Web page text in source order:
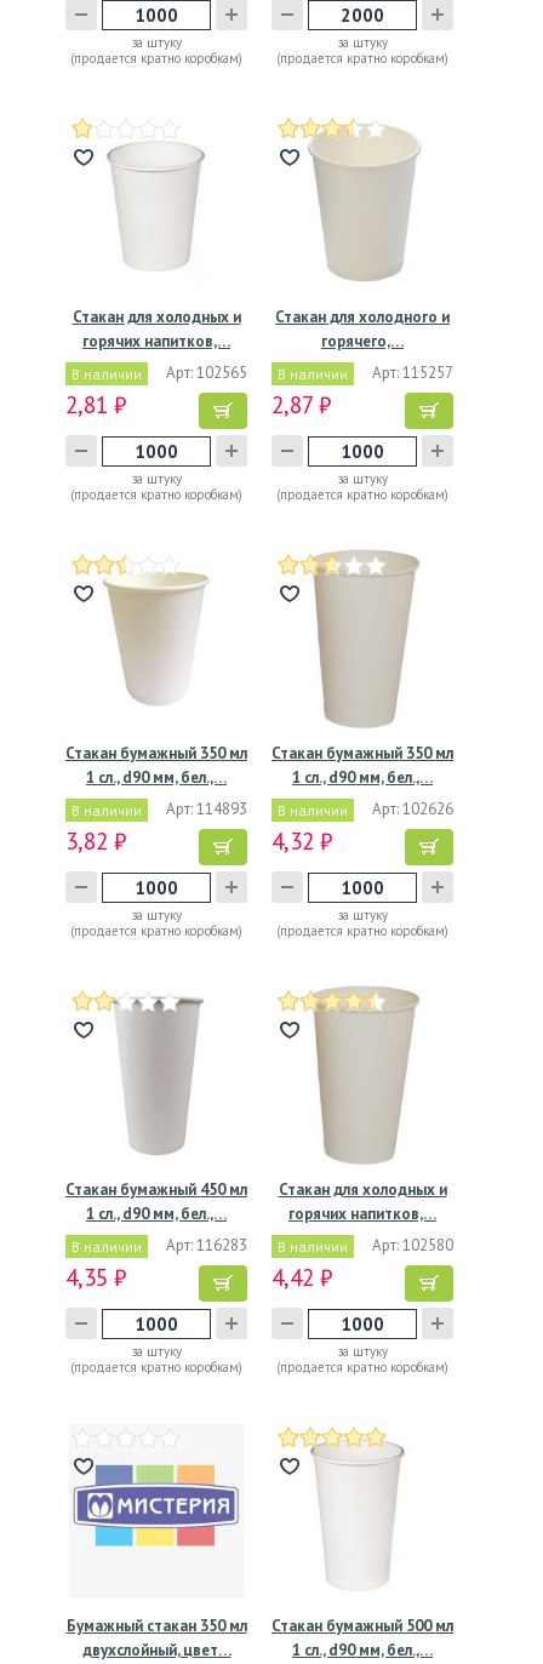
за штуку
(продается кратно коробкам)
за штуку
(продается кратно коробкам)
Стакан для холодных и
горячих напитков,…
В наличии Арт: 102565
2,81 ₽
за штуку
(продается кратно коробкам)
Стакан для холодного и
горячего,…
В наличии Арт: 115257
2,87 ₽
за штуку
(продается кратно коробкам)
Стакан бумажный 350 мл
1 сл., d90 мм, бел.,…
В наличии Арт: 114893
3,82 ₽
за штуку
(продается кратно коробкам)
Стакан бумажный 350 мл
1 сл., d90 мм, бел.,…
В наличии Арт: 102626
4,32 ₽
за штуку
(продается кратно коробкам)
Стакан бумажный 450 мл
1 сл., d90 мм, бел.,…
В наличии Арт: 116283
4,35 ₽
за штуку
(продается кратно коробкам)
Стакан для холодных и
горячих напитков,…
В наличии Арт: 102580
4,42 ₽
за штуку
(продается кратно коробкам)
Бумажный стакан 350 мл
двухслойный, цвет…
Стакан бумажный 500 мл
1 сл., d90 мм, бел.,…